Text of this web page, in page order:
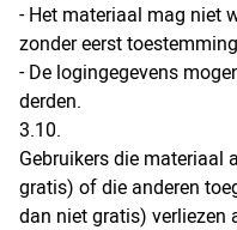
- Het materiaal mag niet
zonder eerst
- De logingegevens
derden.
3.10.
Gebruikers die materiaal
gratis) of die anderen
dan niet gratis) verliezen